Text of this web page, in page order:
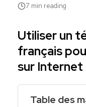
7 min reading
Utiliser un
français
sur Internet
Table des